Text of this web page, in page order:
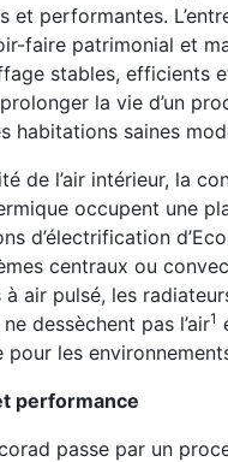
et performantes.
faire patrimonial et
stables, efficients
la vie d’un
habitations saines
de l’air intérieur, la
occupent une
d’électrification
centraux ou
air pulsé, les
dessèchent pas l’air1
les
performance
passe par un